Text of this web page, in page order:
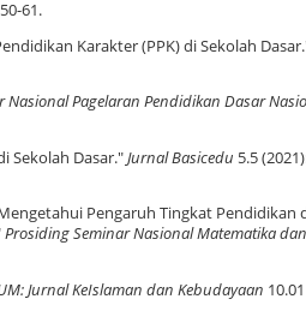
61.
Karakter (PPK) di Sekolah
Nasional Pagelaran Pendidikan Dasar
Sekolah Dasar."Jurnal Basicedu 5.5
Pengaruh Tingkat Pendidikan
Prosiding Seminar Nasional Matematika dan
Jurnal KeIslaman dan Kebudayaan